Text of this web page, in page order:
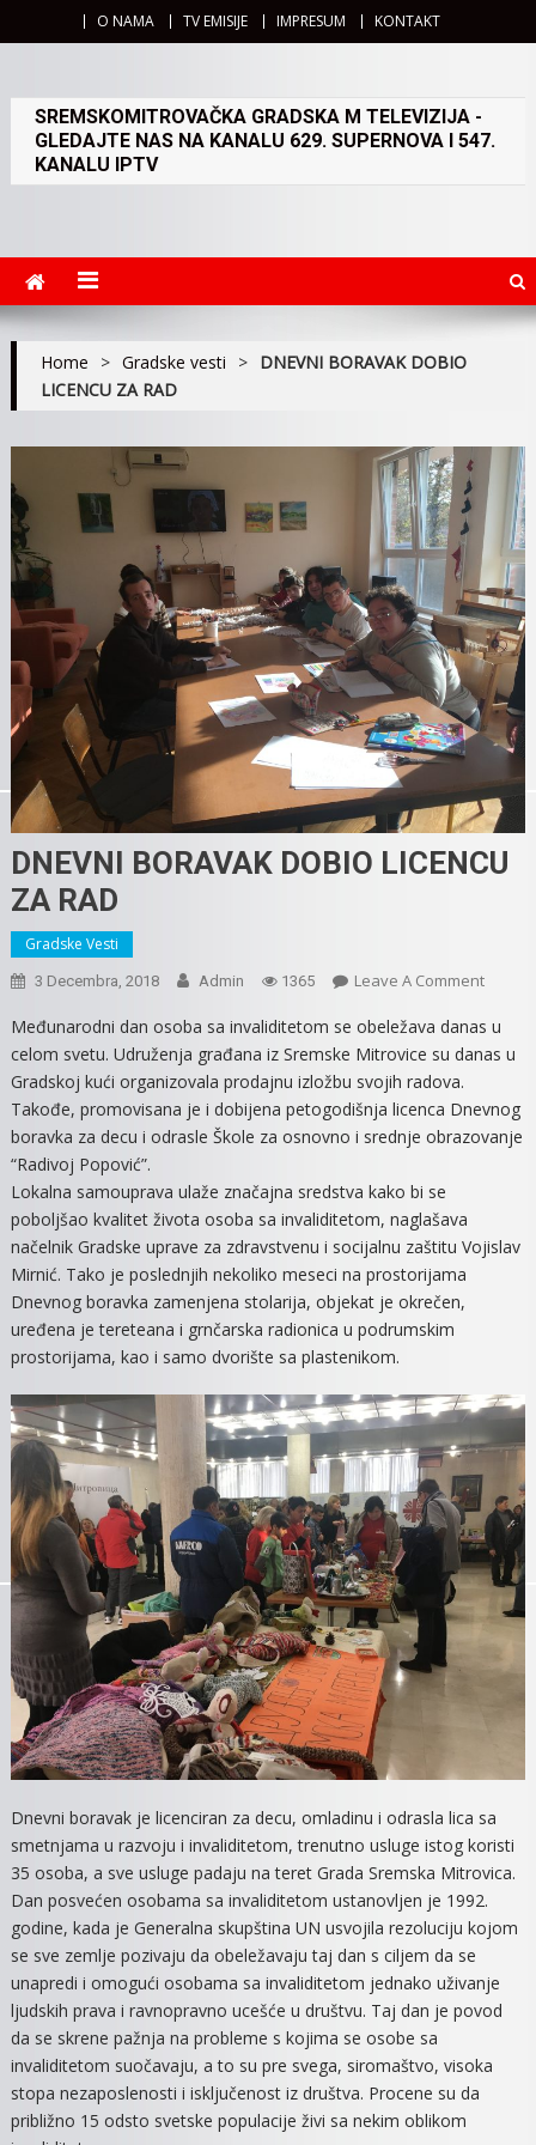
O NAMA TV EMISIJE IMPRESUM KONTAKT
SREMSKOMITROVAČKA GRADSKA M TELEVIZIJA -
GLEDAJTE NAS NA KANALU 629. SUPERNOVA I 547.
KANALU IPTV
Home > Gradske vesti > DNEVNI BORAVAK DOBIO
LICENCU ZA RAD
DNEVNI BORAVAK DOBIO LICENCU
ZA RAD
Gradske Vesti
3 Decembra, 2018 Admin 1365 Leave A CommentOn
DOBIO
ZA
RAD
Međunarodni dan osoba sa invaliditetom se obeležava danas u
celom svetu. Udruženja građana iz Sremske Mitrovice su danas u
Gradskoj kući organizovala prodajnu izložbu svojih radova.
Takođe, promovisana je i dobijena petogodišnja licenca Dnevnog
boravka za decu i odrasle Škole za osnovno i srednje obrazovanje
“Radivoj Popović”.
Lokalna samouprava ulaže značajna sredstva kako bi se
poboljšao kvalitet života osoba sa invaliditetom, naglašava
načelnik Gradske uprave za zdravstvenu i socijalnu zaštitu Vojislav
Mirnić. Tako je poslednjih nekoliko meseci na prostorijama
Dnevnog boravka zamenjena stolarija, objekat je okrečen,
uređena je tereteana i grnčarska radionica u podrumskim
prostorijama, kao i samo dvorište sa plastenikom.
Dnevni boravak je licenciran za decu, omladinu i odrasla lica sa
smetnjama u razvoju i invaliditetom, trenutno usluge istog koristi
35 osoba, a sve usluge padaju na teret Grada Sremska Mitrovica.
Dan posvećen osobama sa invaliditetom ustanovljen je 1992.
godine, kada je Generalna skupština UN usvojila rezoluciju kojom
se sve zemlje pozivaju da obeležavaju taj dan s ciljem da se
unapredi i omogući osobama sa invaliditetom jednako uživanje
ljudskih prava i ravnopravno ucešće u društvu. Taj dan je povod
da se skrene pažnja na probleme s kojima se osobe sa
invaliditetom suočavaju, a to su pre svega, siromaštvo, visoka
stopa nezaposlenosti i isključenost iz društva. Procene su da
približno 15 odsto svetske populacije živi sa nekim oblikom